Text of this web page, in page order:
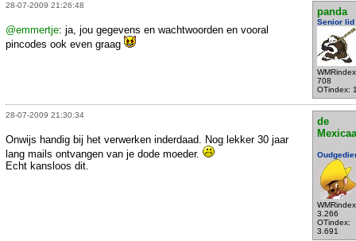
28-07-2009 21:26:48
panda
Senior lid
708
OTindex:
@emmertje: ja, jou gegevens en wachtwoorden en vooral
pincodes ook even graag
28-07-2009 21:30:34
de
3.266
OTindex:
3.691
Onwijs handig bij het verwerken inderdaad. Nog lekker 30 jaar
lang mails ontvangen van je dode moeder.
Echt kansloos dit.